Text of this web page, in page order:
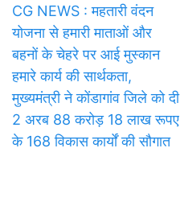
CG NEWS : महतारी वंदन
योजना से हमारी माताओं और
बहनों के चेहरे पर आई मुस्कान
हमारे कार्य की सार्थकता,
मुख्यमंत्री ने कोंडागांव जिले को दी
2 अरब 88 करोड़ 18 लाख रूपए
के 168 विकास कार्यों की सौगात